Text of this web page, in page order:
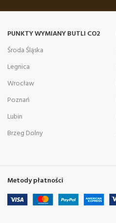
PUNKTY WYMIANY BUTLI CO2
Środa Śląska
Legnica
Wrocław
Poznań
Lubin
Brzeg Dolny
Metody płatności